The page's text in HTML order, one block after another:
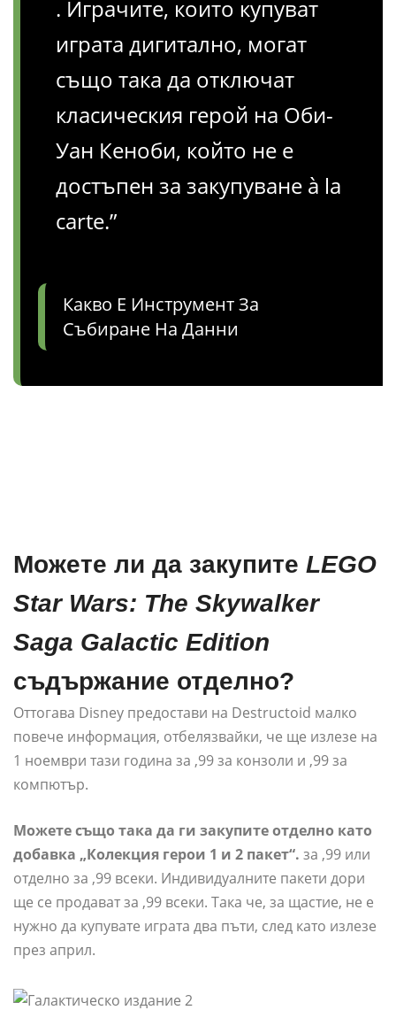
. Играчите, които купуват
играта дигитално, могат
също така да отключат
класическия герой на Оби-
Уан Кеноби, който не е
достъпен за закупуване à la
carte.”
Какво Е Инструмент За
Събиране На Данни
Можете ли да закупите LEGO
Star Wars: The Skywalker
Saga Galactic Edition
съдържание отделно?
Оттогава Disney предостави на Destructoid малко
повече информация, отбелязвайки, че ще излезе на
1 ноември тази година за ,99 за конзоли и ,99 за
компютър.
Можете също така да ги закупите отделно като
добавка „Колекция герои 1 и 2 пакет“. за ,99 или
отделно за ,99 всеки. Индивидуалните пакети дори
ще се продават за ,99 всеки. Така че, за щастие, не е
нужно да купувате играта два пъти, след като излезе
през април.